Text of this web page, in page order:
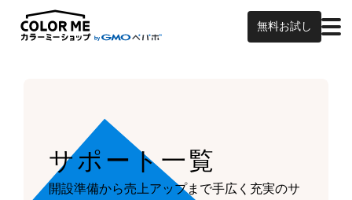
無料お試し
サポート一覧
開設準備から売上アップまで手広く充実のサ